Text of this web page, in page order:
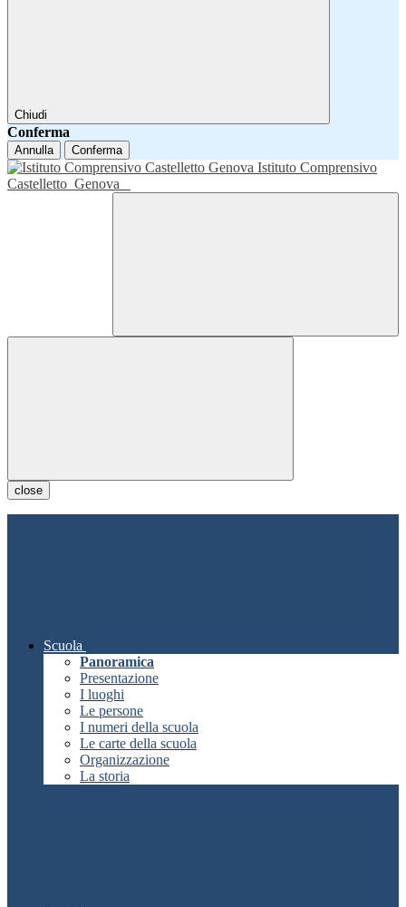
Chiudi
Conferma
Annulla Conferma
Istituto Comprensivo
Castelletto Genova
close
Scuola
Panoramica
Presentazione
I luoghi
Le persone
I numeri della scuola
Le carte della scuola
Organizzazione
La storia